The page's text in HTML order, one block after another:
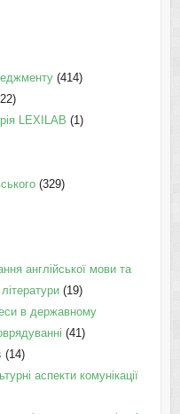
(414)
LEXILAB (1)
(329)
англійської мови та
літератури(19)
в державному
(41)
(14)
аспекти комунікації